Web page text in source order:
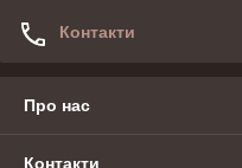
Контакти
Про нас
Контакти